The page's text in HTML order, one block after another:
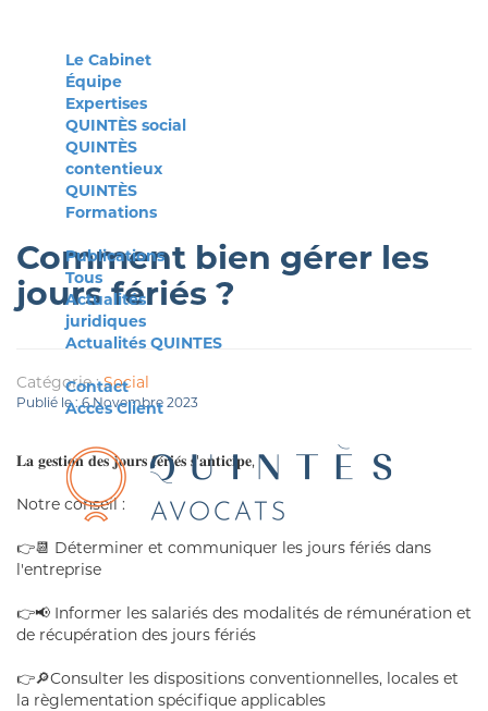
Le Cabinet
Équipe
Expertises
QUINTÈS social
QUINTÈS
contentieux
QUINTÈS
Formations
Publications
Tous
Actualités
juridiques
Actualités QUINTES
Contact
Accès Client
Comment bien gérer les
jours fériés ?
Catégorie :Social
Publié le : 6 Novembre 2023
𝐋𝐚 𝐠𝐞𝐬𝐭𝐢𝐨𝐧 𝐝𝐞𝐬 𝐣𝐨𝐮𝐫𝐬 𝐟𝐞́𝐫𝐢𝐞́𝐬 𝐬'𝐚𝐧𝐭𝐢𝐜𝐢𝐩𝐞,
Notre conseil :
👉📆 Déterminer et communiquer les jours fériés dans
l'entreprise
👉📢 Informer les salariés des modalités de rémunération et
de récupération des jours fériés
👉🔎Consulter les dispositions conventionnelles, locales et
la règlementation spécifique applicables